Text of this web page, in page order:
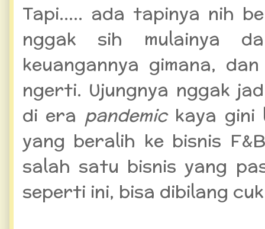
Tapi..... ada tapinya nih
nggak sih mulainya
keuangannya gimana,
ngerti. Ujungnya nggak
di era pandemic kaya gini
yang beralih ke bisnis
salah satu bisnis yang
seperti ini, bisa dibilang